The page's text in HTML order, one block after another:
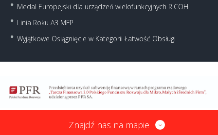
Medal Europejski dla urządzeń wielofunkcyjnych RICOH
Linia Roku A3 MFP
Wyjątkowe Osiągnięcie w Kategorii Łatwość Obsługi
Znajdź nas na mapie